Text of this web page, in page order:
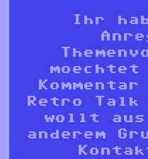
Ihr
Retro Talk
wollt aus
anderem